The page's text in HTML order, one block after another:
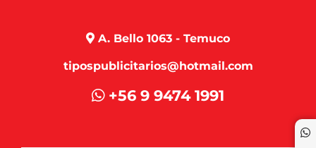
A. Bello 1063 - Temuco
tipospublicitarios@hotmail.com
+56 9 9474 1991